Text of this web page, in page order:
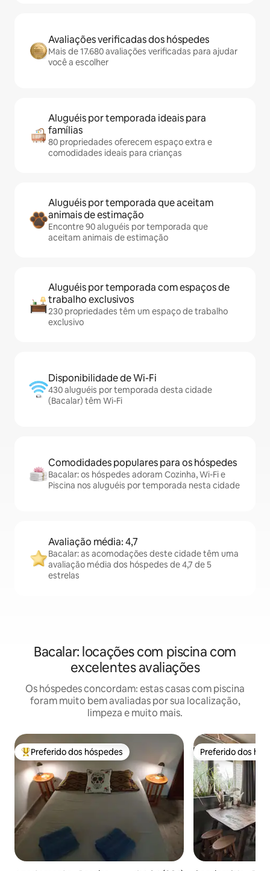
Avaliações verificadas dos hóspedes
Mais de 17.680 avaliações verificadas para ajudar
você a escolher
Aluguéis por temporada ideais para
famílias
80 propriedades oferecem espaço extra e
comodidades ideais para crianças
Aluguéis por temporada que aceitam
animais de estimação
Encontre 90 aluguéis por temporada que
aceitam animais de estimação
Aluguéis por temporada com espaços de
trabalho exclusivos
230 propriedades têm um espaço de trabalho
exclusivo
Disponibilidade de Wi-Fi
430 aluguéis por temporada desta cidade
(Bacalar) têm Wi-Fi
Comodidades populares para os hóspedes
Bacalar: os hóspedes adoram Cozinha, Wi-Fi e
Piscina nos aluguéis por temporada nesta cidade
Avaliação média: 4,7
Bacalar: as acomodações deste cidade têm uma
avaliação média dos hóspedes de 4,7 de 5
estrelas
Bacalar: locações com piscina com
excelentes avaliações
Os hóspedes concordam: estas casas com piscina
foram muito bem avaliadas por sua localização,
limpeza e muito mais.
Entre os melhores preferidos dos hóspedes
Preferido dos hóspedes Preferido dos
Preferido dos